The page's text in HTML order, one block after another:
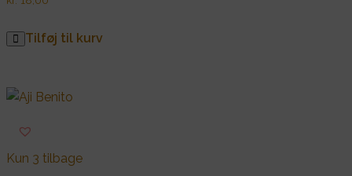
Tilføj til kurv
Kun 3 tilbage